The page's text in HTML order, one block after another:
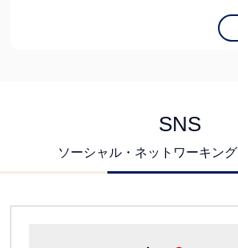
SNS
ソーシャル・ネットワーキン